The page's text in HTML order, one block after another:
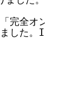
完全オンライ
ました。